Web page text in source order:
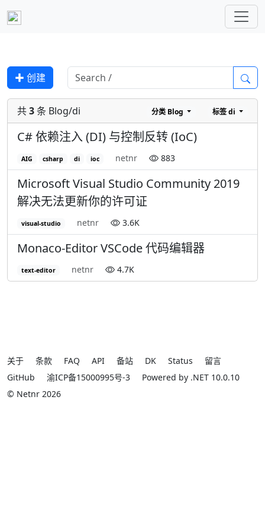
✚ 创建
共3条 Blog/di 分类 Blog 标签di
C# 依赖注入 (DI) 与控制反转 (IoC)
AIG csharp di ioc netnr 883
Microsoft Visual Studio Community 2019
解决无法更新你的许可证
visual-studio netnr 3.6K
Monaco-Editor VSCode 代码编辑器
text-editor netnr 4.7K
关于 条款 FAQ API 备站 DK Status
留言
GitHub
渝ICP备15000995号-3
Powered by .NET 10.0.10
© Netnr 2026